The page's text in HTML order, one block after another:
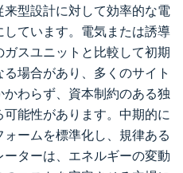
型設計に対して効率的な電
ています。電気または誘導
スユニットと比較して初期
場合があり、多くのサイト
わらず、資本制約のある独
能性があります。中期的に
ームを標準化し、規律ある
ターは、エネルギーの変動